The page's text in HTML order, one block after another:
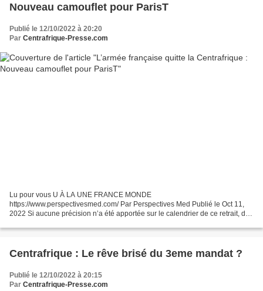
Nouveau camouflet pour ParisT
Publié le 12/10/2022 à 20:20
Par Centrafrique-Presse.com
Lu pour vous U À LA UNE FRANCE MONDE
https://www.perspectivesmed.com/ Par Perspectives Med Publié le Oct 11,
2022 Si aucune précision n’a été apportée sur le calendrier de ce retrait, des
Centrafrique : Le rêve brisé du 3eme mandat ?
Publié le 12/10/2022 à 20:15
Par Centrafrique-Presse.com